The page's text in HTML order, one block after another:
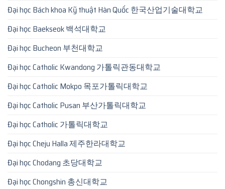
Đại học Bách khoa Kỹ thuật Hàn Quốc 한국산업기술대학교
Đại học Baekseok 백석대학교
Đại học Bucheon 부천대학교
Đại học Catholic Kwandong 가톨릭관동대학교
Đại học Catholic Mokpo 목포가톨릭대학교
Đại học Catholic Pusan 부산가톨릭대학교
Đại học Catholic 가톨릭대학교
Đại học Cheju Halla 제주한라대학교
Đại học Chodang 초당대학교
Đại học Chongshin 총신대학교